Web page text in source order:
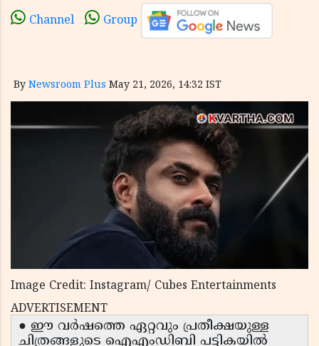
Channel Group
By Newsroom Plus May 21, 2026, 14:32 IST
Image Credit: Instagram/ Cubes Entertainments
ADVERTISEMENT
● ഈ വർഷത്തെ ഏറ്റവും പ്രതീക്ഷയുള്ള
ചിത്രങ്ങളുടെ ഐഎംഡിബി പട്ടികയിൽ